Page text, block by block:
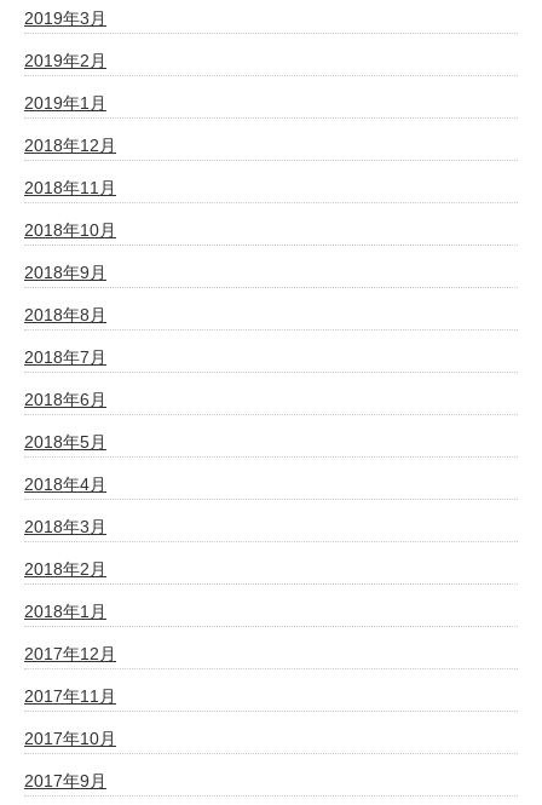
2019年3月
2019年2月
2019年1月
2018年12月
2018年11月
2018年10月
2018年9月
2018年8月
2018年7月
2018年6月
2018年5月
2018年4月
2018年3月
2018年2月
2018年1月
2017年12月
2017年11月
2017年10月
2017年9月